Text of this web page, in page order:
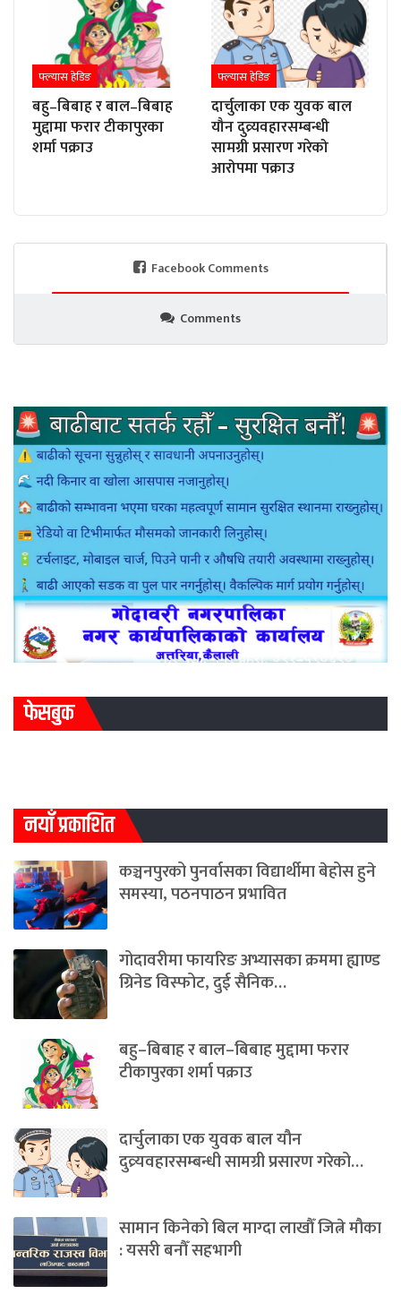
फ्ल्यास हेडिङ
बहु–बिबाह र बाल–बिबाह
मुद्दामा फरार टीकापुरका
शर्मा पक्राउ
फ्ल्यास हेडिङ
दार्चुलाका एक युवक बाल
यौन दुव्र्यवहारसम्बन्धी
सामग्री प्रसारण गरेको
आरोपमा पक्राउ
Facebook Comments
Comments
फेसबुक
नयाँ प्रकाशित
कञ्चनपुरको पुनर्वासका विद्यार्थीमा बेहोस हुने
समस्या, पठनपाठन प्रभावित
गोदावरीमा फायरिङ अभ्यासका क्रममा ह्याण्ड
ग्रिनेड विस्फोट, दुई सैनिक…
बहु–बिबाह र बाल–बिबाह मुद्दामा फरार
टीकापुरका शर्मा पक्राउ
दार्चुलाका एक युवक बाल यौन
दुव्र्यवहारसम्बन्धी सामग्री प्रसारण गरेको…
सामान किनेको बिल माग्दा लाखौँ जित्ने मौका
: यसरी बनौँ सहभागी